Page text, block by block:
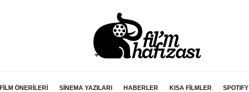
FİLM ÖNERİLERİ SİNEMA YAZILARI HABERLER KISA FİLMLER SPOTIFY